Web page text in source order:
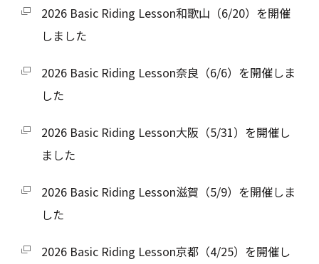
2026 Basic Riding Lesson和歌山（6/20）を開催
しました
2026 Basic Riding Lesson奈良（6/6）を開催しま
した
2026 Basic Riding Lesson大阪（5/31）を開催し
ました
2026 Basic Riding Lesson滋賀（5/9）を開催しま
した
2026 Basic Riding Lesson京都（4/25）を開催し